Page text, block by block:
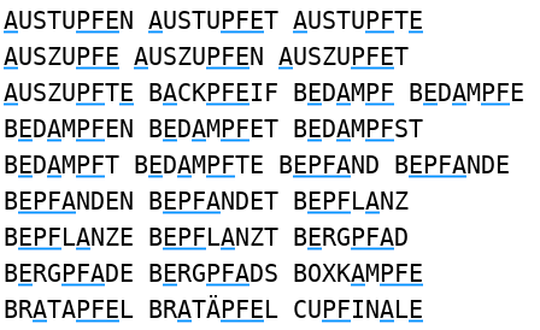
AUSTUPFEN AUSTUPFET AUSTUPFTE
AUSZUPFE AUSZUPFEN AUSZUPFET
AUSZUPFTE BACKPFEIF BEDAMPF BEDAMPFE
BEDAMPFEN BEDAMPFET BEDAMPFST
BEDAMPFT BEDAMPFTE BEPFAND BEPFANDE
BEPFANDEN BEPFANDET BEPFLANZ
BEPFLANZE BEPFLANZT BERGPFAD
BERGPFADE BERGPFADS BOXKAMPFE
BRATAPFEL BRATÄPFEL CUPFINALE